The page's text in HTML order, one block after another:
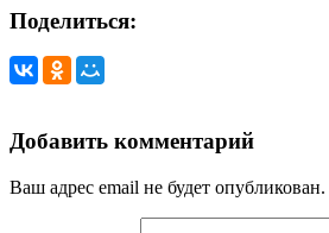
Поделиться:
Добавить комментарий
Ваш адрес email не будет опубликован.